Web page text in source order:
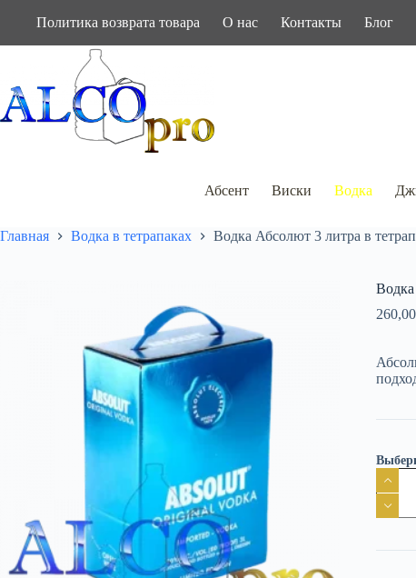
Политика возврата товара О нас Контакты Блог
Абсент Виски Водка
Главная Водка в тетрапаках Водка Абсолют 3 литра в
Водка
товара
Водка
литра